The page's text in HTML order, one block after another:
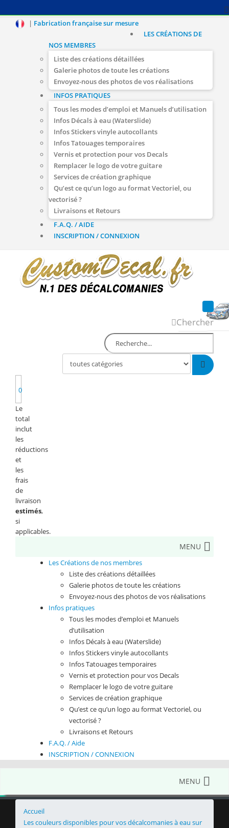
| Fabrication française sur mesure
LES CRÉATIONS DE
NOS MEMBRES
Liste des créations détaillées
Galerie photos de toute les créations
Envoyez-nous des photos de vos réalisations
INFOS PRATIQUES
Tous les modes d’emploi et Manuels d’utilisation
Infos Décals à eau (Waterslide)
Infos Stickers vinyle autocollants
Infos Tatouages temporaires
Vernis et protection pour vos Decals
Remplacer le logo de votre guitare
Services de création graphique
Qu’est ce qu’un logo au format Vectoriel, ou
vectorisé ?
Livraisons et Retours
F.A.Q. / AIDE
INSCRIPTION / CONNEXION
Chercher
0
Le
total
inclut
les
réductions
et
les
frais
de
livraison
estimés,
si
applicables.
MENU
Les Créations de nos membres
Liste des créations détaillées
Galerie photos de toute les créations
Envoyez-nous des photos de vos réalisations
Infos pratiques
Tous les modes d’emploi et Manuels
d’utilisation
Infos Décals à eau (Waterslide)
Infos Stickers vinyle autocollants
Infos Tatouages temporaires
Vernis et protection pour vos Decals
Remplacer le logo de votre guitare
Services de création graphique
Qu’est ce qu’un logo au format Vectoriel, ou
vectorisé ?
Livraisons et Retours
F.A.Q. / Aide
INSCRIPTION / CONNEXION
MENU
Accueil
Les couleurs disponibles pour vos décalcomanies à eau sur